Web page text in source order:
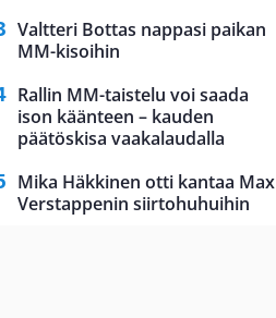
Valtteri Bottas nappasi paikan
MM-kisoihin
Rallin MM-taistelu voi saada
ison käänteen – kauden
päätöskisa vaakalaudalla
Mika Häkkinen otti kantaa Max
Verstappenin siirtohuhuihin